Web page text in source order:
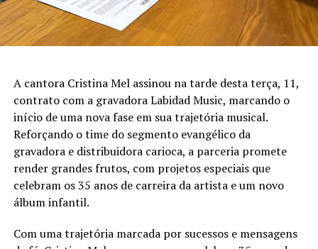
A cantora Cristina Mel assinou na tarde desta terça, 11,
contrato com a gravadora Labidad Music, marcando o
início de uma nova fase em sua trajetória musical.
Reforçando o time do segmento evangélico da
gravadora e distribuidora carioca, a parceria promete
render grandes frutos, com projetos especiais que
celebram os 35 anos de carreira da artista e um novo
álbum infantil.
Com uma trajetória marcada por sucessos e mensagens